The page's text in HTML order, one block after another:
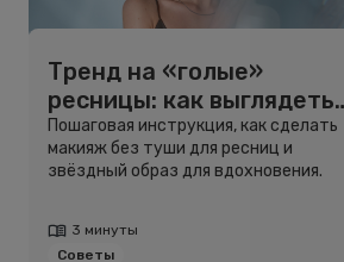
Тренд на «голые»
ресницы: как выглядеть
свежо, не используя тушь
Пошаговая инструкция, как сделать
макияж без туши для ресниц и
звёздный образ для вдохновения.
3 минуты
Советы